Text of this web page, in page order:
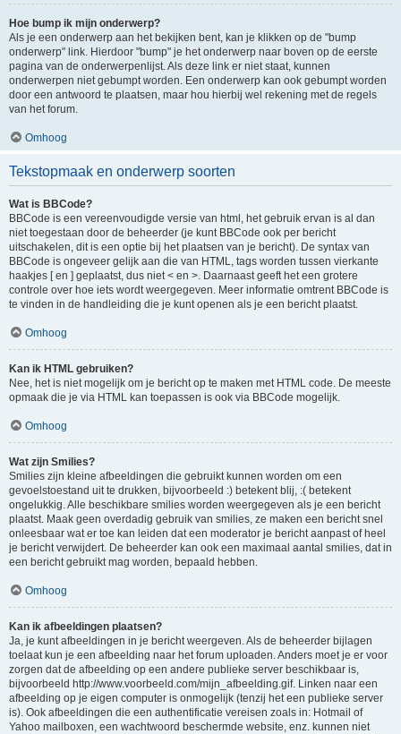
Hoe bump ik mijn onderwerp?
Als je een onderwerp aan het bekijken bent, kan je klikken op de "bump
onderwerp" link. Hierdoor "bump" je het onderwerp naar boven op de eerste
pagina van de onderwerpenlijst. Als deze link er niet staat, kunnen
onderwerpen niet gebumpt worden. Een onderwerp kan ook gebumpt worden
door een antwoord te plaatsen, maar hou hierbij wel rekening met de regels
van het forum.
Omhoog
Tekstopmaak en onderwerp soorten
Wat is BBCode?
BBCode is een vereenvoudigde versie van html, het gebruik ervan is al dan
niet toegestaan door de beheerder (je kunt BBCode ook per bericht
uitschakelen, dit is een optie bij het plaatsen van je bericht). De syntax van
BBCode is ongeveer gelijk aan die van HTML, tags worden tussen vierkante
haakjes [ en ] geplaatst, dus niet < en >. Daarnaast geeft het een grotere
controle over hoe iets wordt weergegeven. Meer informatie omtrent BBCode is
te vinden in de handleiding die je kunt openen als je een bericht plaatst.
Omhoog
Kan ik HTML gebruiken?
Nee, het is niet mogelijk om je bericht op te maken met HTML code. De meeste
opmaak die je via HTML kan toepassen is ook via BBCode mogelijk.
Omhoog
Wat zijn Smilies?
Smilies zijn kleine afbeeldingen die gebruikt kunnen worden om een
gevoelstoestand uit te drukken, bijvoorbeeld :) betekent blij, :( betekent
ongelukkig. Alle beschikbare smilies worden weergegeven als je een bericht
plaatst. Maak geen overdadig gebruik van smilies, ze maken een bericht snel
onleesbaar wat er toe kan leiden dat een moderator je bericht aanpast of heel
je bericht verwijdert. De beheerder kan ook een maximaal aantal smilies, dat in
een bericht gebruikt mag worden, bepaald hebben.
Omhoog
Kan ik afbeeldingen plaatsen?
Ja, je kunt afbeeldingen in je bericht weergeven. Als de beheerder bijlagen
toelaat kun je een afbeelding naar het forum uploaden. Anders moet je er voor
zorgen dat de afbeelding op een andere publieke server beschikbaar is,
bijvoorbeeld http://www.voorbeeld.com/mijn_afbeelding.gif. Linken naar een
afbeelding op je eigen computer is onmogelijk (tenzij het een publieke server
is). Ook afbeeldingen die een authentificatie vereisen zoals in: Hotmail of
Yahoo mailboxen, een wachtwoord beschermde website, enz. kunnen niet